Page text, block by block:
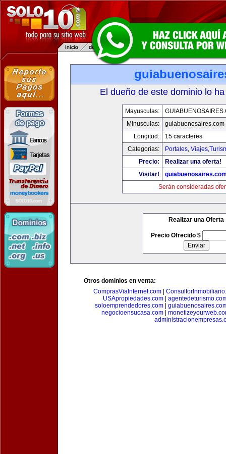
El dueño de este dominio lo
Mayusculas:
Minusculas:
guiabuenosaires.com
Longitud:
15 caracteres
Categorias:
Portales,
Precio:
Realizar una oferta!
Visitar!
Serán consideradas
Realizar una Oferta
Precio Ofrecido $
Otros dominios en venta:
ComprasViaInternet.com
USApropiedades.com|
soloemprendedores.com|
negocioensucasa.com